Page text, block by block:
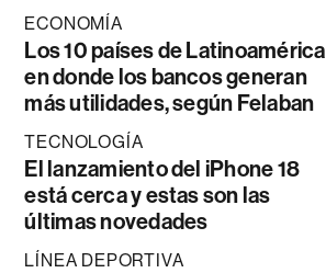
ECONOMÍA
Los 10 países de Latinoamérica
en donde los bancos generan
más utilidades, según Felaban
TECNOLOGÍA
El lanzamiento del iPhone 18
está cerca y estas son las
últimas novedades
LÍNEA DEPORTIVA